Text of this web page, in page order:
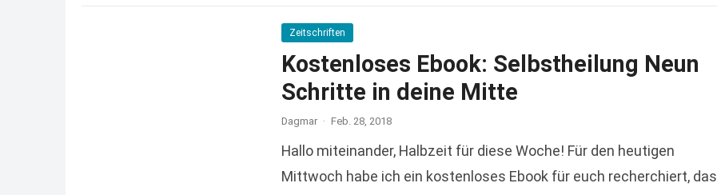
Zeitschriften
Kostenloses Ebook: Selbstheilung Neun
Schritte in deine Mitte
Dagmar · Feb. 28, 2018
Hallo miteinander, Halbzeit für diese Woche! Für den heutigen
Mittwoch habe ich ein kostenloses Ebook für euch recherchiert, das